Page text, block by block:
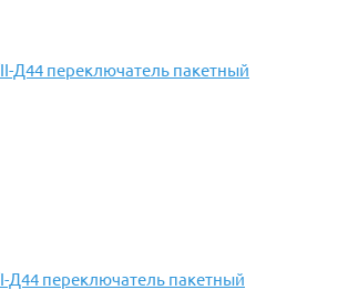
Д44 переключатель пакетный
переключатель пакетный